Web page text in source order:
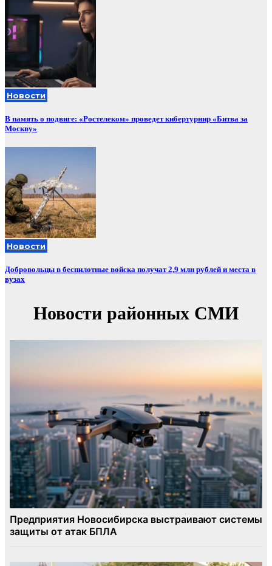
Новости
В память о подвиге: «Ростелеком» проведет кибертурнир «Битва за
Москву»
Новости
Добровольцы в беспилотные войска получат 2,9 млн рублей и места в
вузах